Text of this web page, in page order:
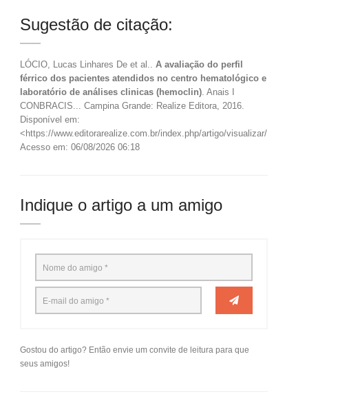
Sugestão de citação:
LÓCIO, Lucas Linhares De et al.. A avaliação do perfil
férrico dos pacientes atendidos no centro hematológico e
laboratório de análises clinicas (hemoclin). Anais I
CONBRACIS... Campina Grande: Realize Editora, 2016.
Disponível em:
<https://www.editorarealize.com.br/index.php/artigo/visualizar/18778>.
Acesso em: 06/08/2026 06:18
Indique o artigo a um amigo
Gostou do artigo? Então envie um convite de leitura para que
seus amigos!